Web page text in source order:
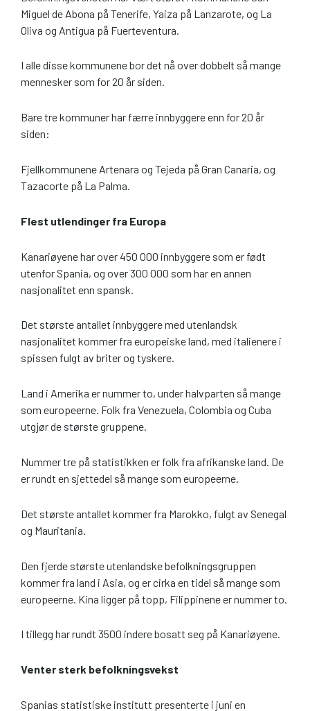
Miguel de Abona på Tenerife, Yaiza på Lanzarote, og La
Oliva og Antigua på Fuerteventura.
I alle disse kommunene bor det nå over dobbelt så mange
mennesker som for 20 år siden.
Bare tre kommuner har færre innbyggere enn for 20 år
siden:
Fjellkommunene Artenara og Tejeda på Gran Canaria, og
Tazacorte på La Palma.
Flest utlendinger fra Europa
Kanariøyene har over 450 000 innbyggere som er født
utenfor Spania, og over 300 000 som har en annen
nasjonalitet enn spansk.
Det største antallet innbyggere med utenlandsk
nasjonalitet kommer fra europeiske land, med italienere i
spissen fulgt av briter og tyskere.
Land i Amerika er nummer to, under halvparten så mange
som europeerne. Folk fra Venezuela, Colombia og Cuba
utgjør de største gruppene.
Nummer tre på statistikken er folk fra afrikanske land. De
er rundt en sjettedel så mange som europeerne.
Det største antallet kommer fra Marokko, fulgt av Senegal
og Mauritania.
Den fjerde største utenlandske befolkningsgruppen
kommer fra land i Asia, og er cirka en tidel så mange som
europeerne. Kina ligger på topp, Filippinene er nummer to.
I tillegg har rundt 3500 indere bosatt seg på Kanariøyene.
Venter sterk befolkningsvekst
Spanias statistiske institutt presenterte i juni en